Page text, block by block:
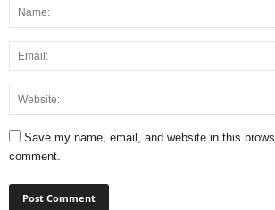
Save my name, email, and website in this
comment.